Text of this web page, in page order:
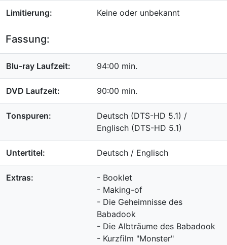
Limitierung: Keine oder unbekannt
Fassung:
Blu-ray Laufzeit: 94:00 min.
DVD Laufzeit: 90:00 min.
Tonspuren:
Deutsch (DTS-HD 5.1) /
Englisch (DTS-HD 5.1)
Untertitel: Deutsch / Englisch
Extras:
- Booklet
- Making-of
- Die Geheimnisse des
Babadook
- Die Albträume des Babadook
- Kurzfilm "Monster"